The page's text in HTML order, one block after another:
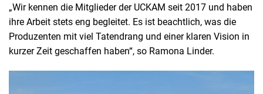
„Wir kennen die Mitglieder der UCKAM seit 2017 und haben
ihre Arbeit stets eng begleitet. Es ist beachtlich, was die
Produzenten mit viel Tatendrang und einer klaren Vision in
kurzer Zeit geschaffen haben“, so Ramona Linder.